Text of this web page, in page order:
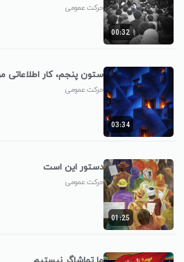
00:32
حرکت عمومی
03:34
ستون پنجم، کار اطلاعاتی
حرکت عمومی
01:25
دستور این است
حرکت عمومی